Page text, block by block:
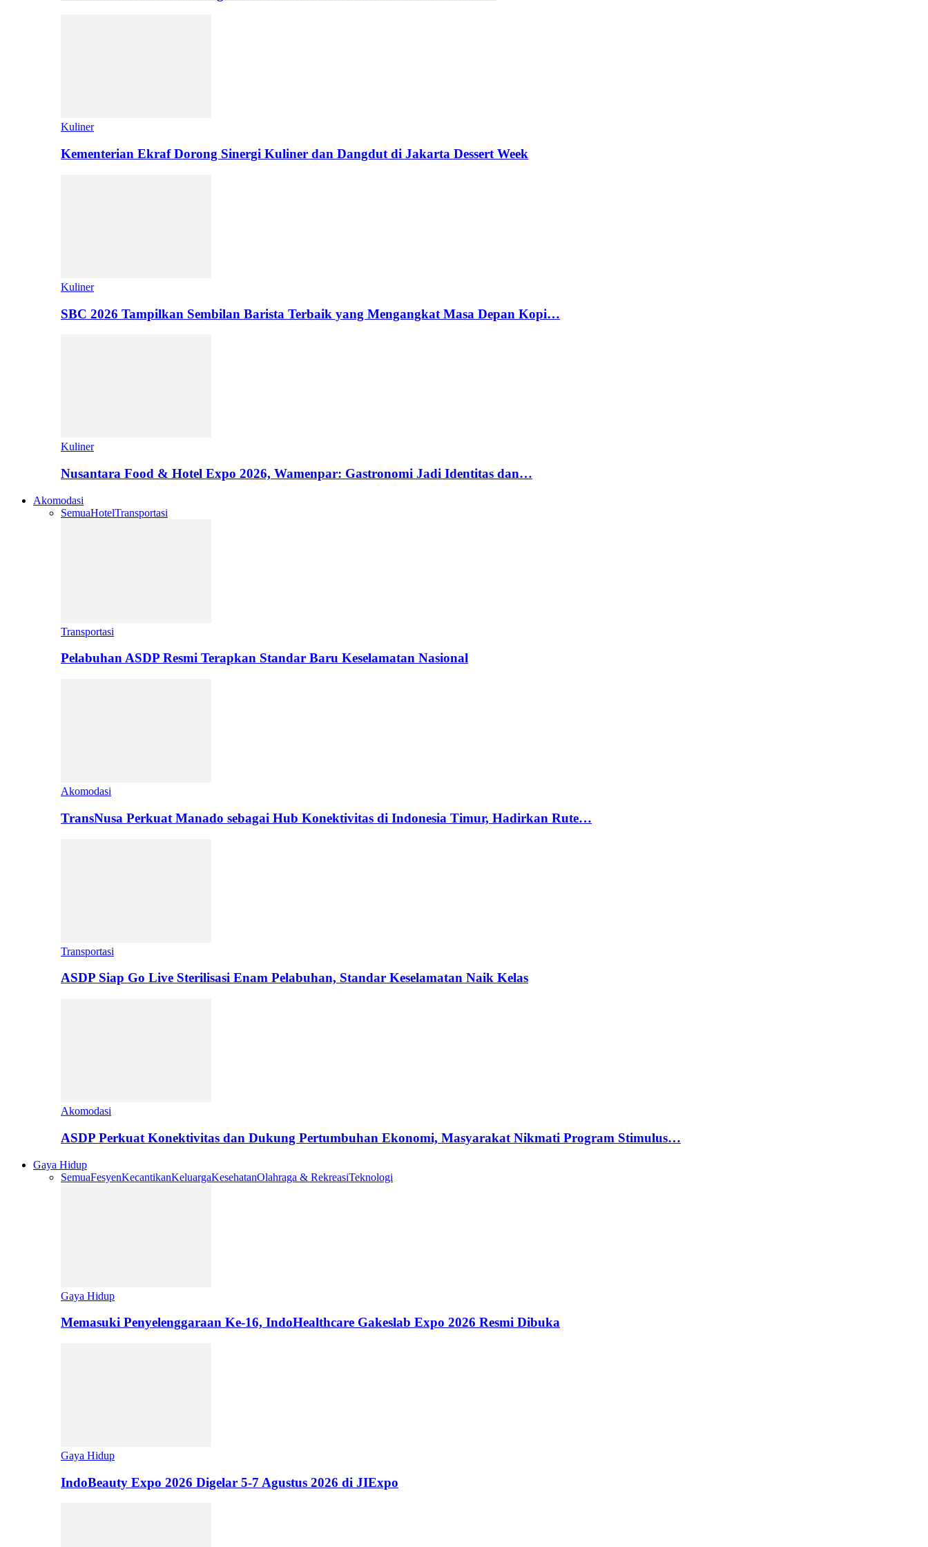
Kuliner
Kementerian Ekraf Dorong Sinergi Kuliner dan Dangdut di Jakarta Dessert Week
Kuliner
SBC 2026 Tampilkan Sembilan Barista Terbaik yang Mengangkat Masa Depan Kopi…
Kuliner
Nusantara Food & Hotel Expo 2026, Wamenpar: Gastronomi Jadi Identitas dan…
Akomodasi
SemuaHotelTransportasi
Transportasi
Pelabuhan ASDP Resmi Terapkan Standar Baru Keselamatan Nasional
Akomodasi
TransNusa Perkuat Manado sebagai Hub Konektivitas di Indonesia Timur, Hadirkan Rute…
Transportasi
ASDP Siap Go Live Sterilisasi Enam Pelabuhan, Standar Keselamatan Naik Kelas
Akomodasi
ASDP Perkuat Konektivitas dan Dukung Pertumbuhan Ekonomi, Masyarakat Nikmati Program Stimulus…
Gaya Hidup
SemuaFesyenKecantikanKeluargaKesehatanOlahraga & RekreasiTeknologi
Gaya Hidup
Memasuki Penyelenggaraan Ke-16, IndoHealthcare Gakeslab Expo 2026 Resmi Dibuka
Gaya Hidup
IndoBeauty Expo 2026 Digelar 5-7 Agustus 2026 di JIExpo